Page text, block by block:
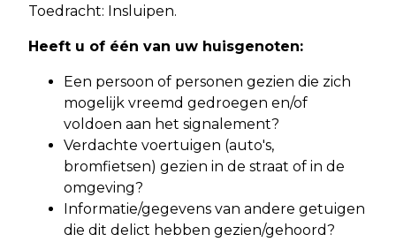
Toedracht: Insluipen.
Heeft u of één van uw huisgenoten:
Een persoon of personen gezien die zich
mogelijk vreemd gedroegen en/of
voldoen aan het signalement?
Verdachte voertuigen (auto's,
bromfietsen) gezien in de straat of in de
omgeving?
Informatie/gegevens van andere getuigen
die dit delict hebben gezien/gehoord?